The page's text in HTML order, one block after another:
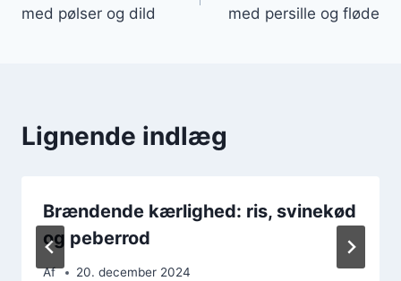
med pølser og dild
med persille og fløde
Lignende indlæg
Brændende kærlighed: ris, svinekød
og peberrod
Af 20. december 2024